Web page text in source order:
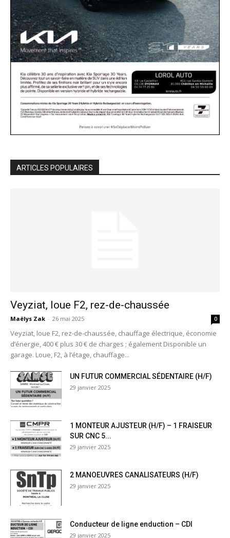
ARTICLES POPULAIRES
Veyziat, loue F2, rez-de-chaussée
Maëlys Zak - 26 mai 2025 0
Veyziat, loue F2, rez-de-chaussée, chauffage électrique, économie
d’énergie, 400 € plus 30 € de charges ; également Disponible un
garage. Loue, F2, à l’étage, chauffage...
UN FUTUR COMMERCIAL SÉDENTAIRE (H/F)
29 janvier 2025
1 MONTEUR AJUSTEUR (H/F) – 1 FRAISEUR
SUR CNC 5...
29 janvier 2025
2 MANOEUVRES CANALISATEURS (H/F)
29 janvier 2025
Conducteur de ligne enduction – CDI
29 janvier 2025